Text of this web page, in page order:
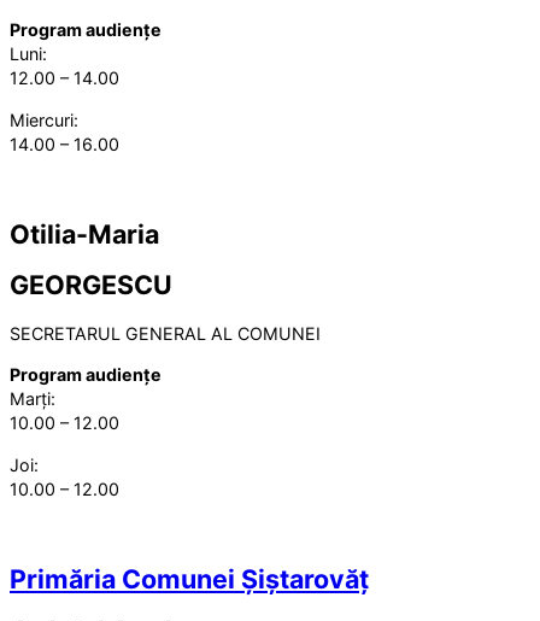
Program audiențe
Luni:
12.00 – 14.00
Miercuri:
14.00 – 16.00
Otilia-Maria
GEORGESCU
SECRETARUL GENERAL AL COMUNEI
Program audiențe
Marți:
10.00 – 12.00
Joi:
10.00 – 12.00
Primăria Comunei Șiștarovăț